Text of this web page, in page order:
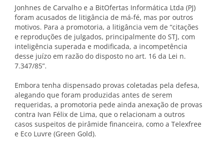
Jonhnes de Carvalho e a BitOfertas Informática Ltda (PJ)
foram acusados de litigância de má-fé, mas por outros
motivos. Para a promotoria, a litigância vem de “citações
e reproduções de julgados, principalmente do STJ, com
inteligência superada e modificada, a incompetência
desse juízo em razão do disposto no art. 16 da Lei n.
7.347/85”.
Embora tenha dispensado provas coletadas pela defesa,
alegando que foram produzidas antes de serem
requeridas, a promotoria pede ainda anexação de provas
contra Ivan Félix de Lima, que o relacionam a outros
casos suspeitos de pirâmide financeira, como a Telexfree
e Eco Luvre (Green Gold).